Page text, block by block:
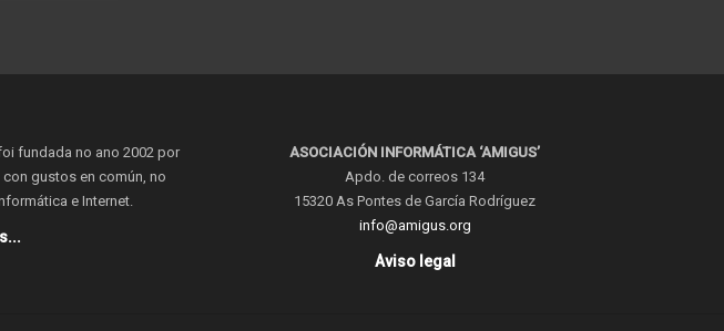
fundada no ano 2002 por
gustos en común, no
e Internet.
ASOCIACIÓN INFORMÁTICA ‘AMIGUS’
Apdo. de correos 134
15320 As Pontes de García Rodríguez
info@amigus.org
Aviso legal